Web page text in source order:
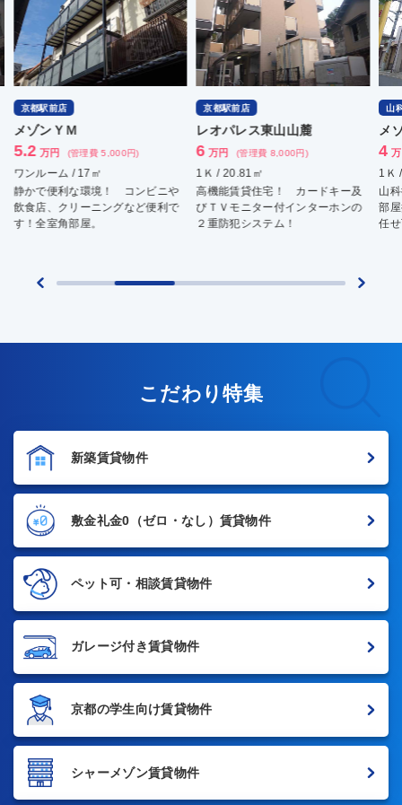
京都駅前店
メゾンＹＭ
5.2 万円 (管理費 5,000円)
ワンルーム / 17㎡
静かで便利な環境！ コンビニや
飲食店、クリーニングなど便利で
す！全室角部屋。
京都駅前店
レオパレス東山山麓
6 万円 (管理費 8,000円)
1Ｋ / 20.81㎡
高機能賃貸住宅！ カードキー及
びＴＶモニター付インターホンの
２重防犯システム！
山
メ
4
1Ｋ
山
部
任
こだわり特集
新築賃貸物件
敷金礼金0 （ゼロ・なし）賃貸物件
ペット可・相談賃貸物件
ガレージ付き賃貸物件
京都の学生向け賃貸物件
シャーメゾン賃貸物件